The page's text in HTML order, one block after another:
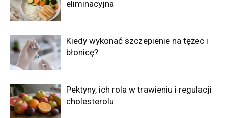
eliminacyjna
Kiedy wykonać szczepienie na tężec i
błonicę?
Pektyny, ich rola w trawieniu i regulacji
cholesterolu